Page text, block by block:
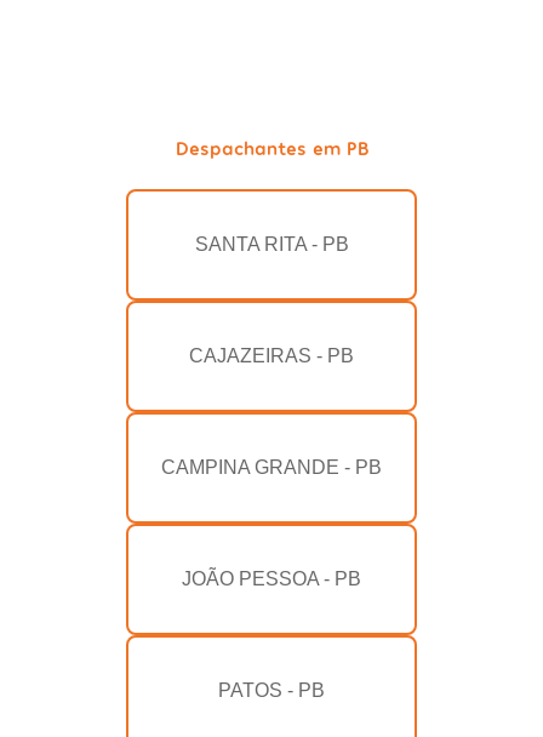
Despachantes em PB
SANTA RITA - PB
CAJAZEIRAS - PB
CAMPINA GRANDE - PB
JOÃO PESSOA - PB
PATOS - PB